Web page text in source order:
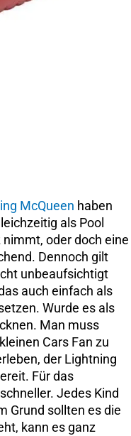
McQueen haben
als Pool
oder doch eine
Dennoch gilt
unbeaufsichtigt
auch einfach als
Wurde es als
Man muss
Cars Fan zu
der Lightning
Für das
Jedes Kind
Grund sollten es die
kann es ganz